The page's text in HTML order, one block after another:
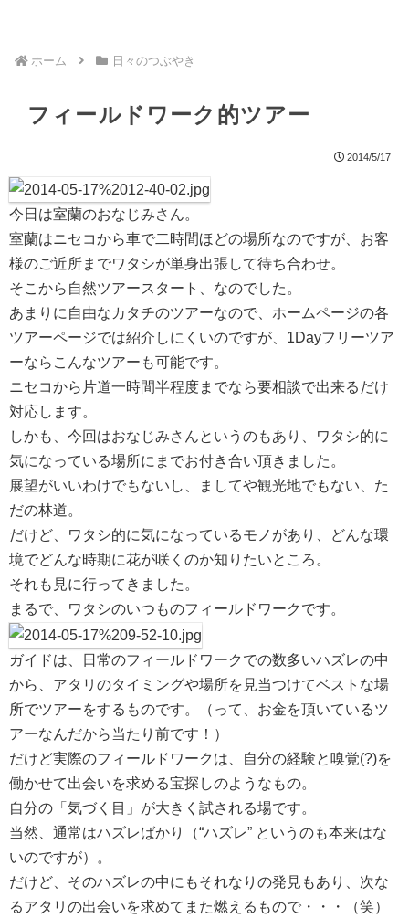
ホーム 日々のつぶやき
フィールドワーク的ツアー
2014/5/17
今日は室蘭のおなじみさん。
室蘭はニセコから車で二時間ほどの場所なのですが、お客
様のご近所までワタシが単身出張して待ち合わせ。
そこから自然ツアースタート、なのでした。
あまりに自由なカタチのツアーなので、ホームページの各
ツアーページでは紹介しにくいのですが、1Dayフリーツア
ーならこんなツアーも可能です。
ニセコから片道一時間半程度までなら要相談で出来るだけ
対応します。
しかも、今回はおなじみさんというのもあり、ワタシ的に
気になっている場所にまでお付き合い頂きました。
展望がいいわけでもないし、ましてや観光地でもない、た
だの林道。
だけど、ワタシ的に気になっているモノがあり、どんな環
境でどんな時期に花が咲くのか知りたいところ。
それも見に行ってきました。
まるで、ワタシのいつものフィールドワークです。
ガイドは、日常のフィールドワークでの数多いハズレの中
から、アタリのタイミングや場所を見当つけてベストな場
所でツアーをするものです。（って、お金を頂いているツ
アーなんだから当たり前です！）
だけど実際のフィールドワークは、自分の経験と嗅覚(?)を
働かせて出会いを求める宝探しのようなもの。
自分の「気づく目」が大きく試される場です。
当然、通常はハズレばかり（“ハズレ” というのも本来はな
いのですが）。
だけど、そのハズレの中にもそれなりの発見もあり、次な
るアタリの出会いを求めてまた燃えるもので・・・（笑）